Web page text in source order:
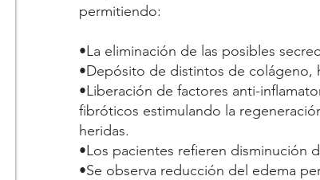
permitiendo:
•La eliminación de las posibles
•Depósito de distintos de colágeno,
•Liberación de factores anti-
fibróticos estimulando la
heridas.
•Los pacientes refieren disminución
•Se observa reducción del edema